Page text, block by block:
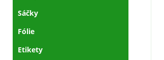
Sáčky
Fólie
Etikety